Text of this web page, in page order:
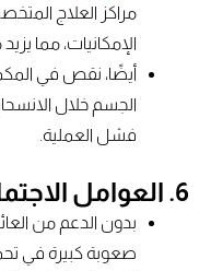
مراكز العلاج
الإمكانيات، مما
أيضًا، نقص في
الجسم خلال
فشل العملية.
6. العوامل الاجتماعية والعائلية
بدون الدعم من
صعوبة كبيرة في